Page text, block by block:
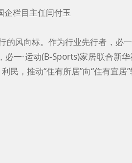
栏目主任闫付玉
的风向标。作为行业先行者，
，必一·运动(B-Sports)家居联合
民，推动“住有所居”向“住有宜居”